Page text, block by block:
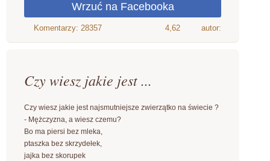
4,62 autor:
Czy wiesz jakie jest ...
Czy wiesz jakie jest najsmutniejsze zwierzątko na świecie ?
- Mężczyzna, a wiesz czemu?
Bo ma piersi bez mleka,
ptaszka bez skrzydełek,
jajka bez skorupek